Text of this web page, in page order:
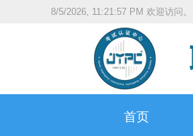
8/5/2026, 11:21:58 PM 欢迎访问。
首页